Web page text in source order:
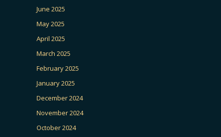
June 2025
May 2025
April 2025
March 2025
February 2025
January 2025
December 2024
November 2024
October 2024